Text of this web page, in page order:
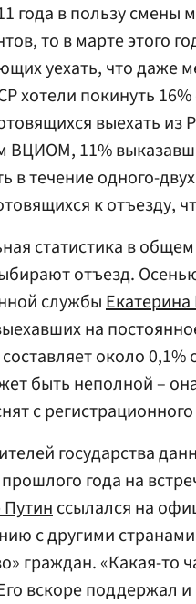
года в пользу смены
то в марте этого
уехать, что даже
хотели покинуть
выехать из
ВЦИОМ, 11%
в течение одного-
к отъезду,
статистика в
отъезд.
службыЕкатерина
на
около
быть неполной –
с
государства
года на
ссылался на
с другими
граждан. «Какая-то
вскоре поддержал